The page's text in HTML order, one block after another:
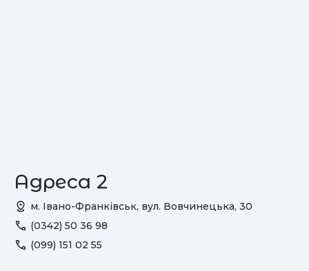
Адреса 2
м. Івано-Франківськ, вул. Вовчинецька, 30
(0342) 50 36 98
(099) 151 02 55